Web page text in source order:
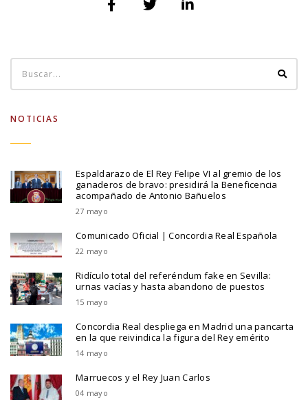
NOTICIAS
Espaldarazo de El Rey Felipe VI al gremio de los
ganaderos de bravo: presidirá la Beneficencia
acompañado de Antonio Bañuelos
27 mayo
Comunicado Oficial | Concordia Real Española
22 mayo
Ridículo total del referéndum fake en Sevilla:
urnas vacías y hasta abandono de puestos
15 mayo
Concordia Real despliega en Madrid una pancarta
en la que reivindica la figura del Rey emérito
14 mayo
Marruecos y el Rey Juan Carlos
04 mayo